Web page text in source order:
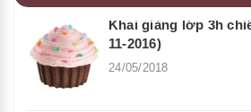
Khai giảng lớp 3h
11-2016)
24/05/2018